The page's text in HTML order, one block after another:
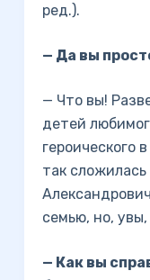
ред.).
— Да вы
— Что вы!
детей
героического
так сложилась
семью, но,
— Как вы